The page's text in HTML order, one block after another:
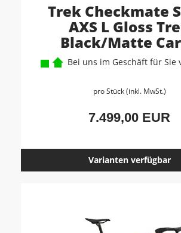
Trek Checkmate
AXS L Gloss
Black/Matte
Bei uns im Geschäft für Sie
pro Stück (inkl. MwSt.)
7.499,00 EUR
Varianten verfügbar